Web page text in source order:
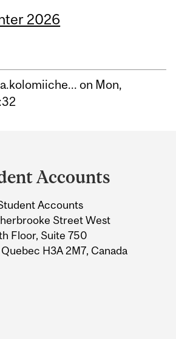
2026
on Mon,
Accounts
Accounts
Street West
Floor, Suite 750
H3A 2M7, Canada